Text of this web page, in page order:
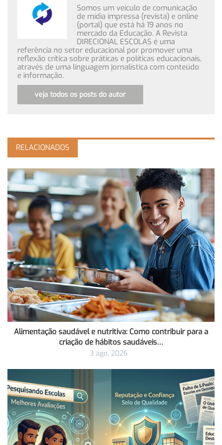
Somos um veículo de comunicação
de mídia impressa (revista) e online
(portal) que está há 19 anos no
mercado da Educação. A Revista
DIRECIONAL ESCOLAS é uma
referência no setor educacional por promover uma
reflexão crítica sobre práticas e políticas educacionais,
através de uma linguagem jornalística com conteúdo
e informação.
veja todos os posts do autor
RELACIONADOS
Alimentação saudável e nutritiva: Como contribuir para a
criação de hábitos saudáveis…
3 ago, 2026